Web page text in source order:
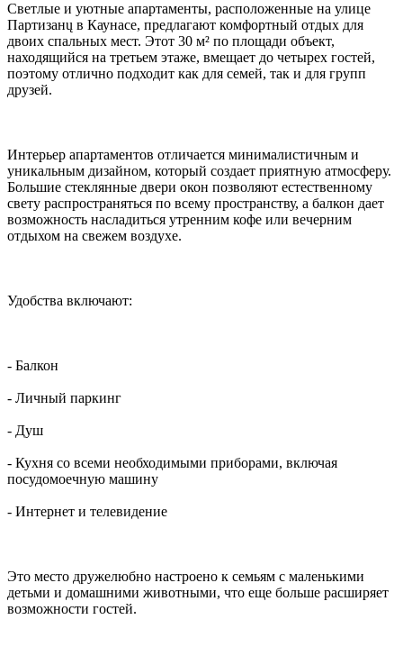
Светлые и уютные апартаменты, расположенные на улице
Партизанų в Каунасе, предлагают комфортный отдых для
двоих спальных мест. Этот 30 м² по площади объект,
находящийся на третьем этаже, вмещает до четырех гостей,
поэтому отлично подходит как для семей, так и для групп
друзей.
Интерьер апартаментов отличается минималистичным и
уникальным дизайном, который создает приятную атмосферу.
Большие стеклянные двери окон позволяют естественному
свету распространяться по всему пространству, а балкон дает
возможность насладиться утренним кофе или вечерним
отдыхом на свежем воздухе.
Удобства включают:
- Балкон
- Личный паркинг
- Душ
- Кухня со всеми необходимыми приборами, включая
посудомоечную машину
- Интернет и телевидение
Это место дружелюбно настроено к семьям с маленькими
детьми и домашними животными, что еще больше расширяет
возможности гостей.